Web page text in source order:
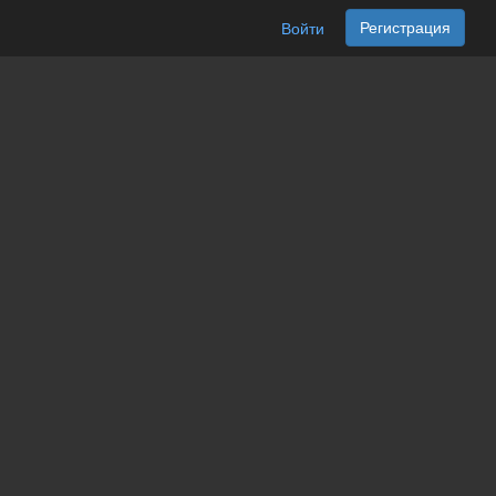
Войти Регистрация